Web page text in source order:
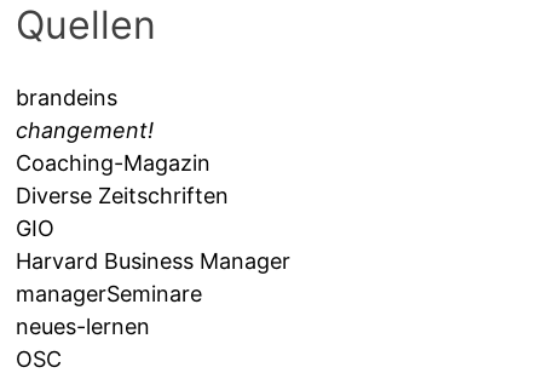
Quellen
brandeins
changement!
Coaching-Magazin
Diverse Zeitschriften
GIO
Harvard Business Manager
managerSeminare
neues-lernen
OSC